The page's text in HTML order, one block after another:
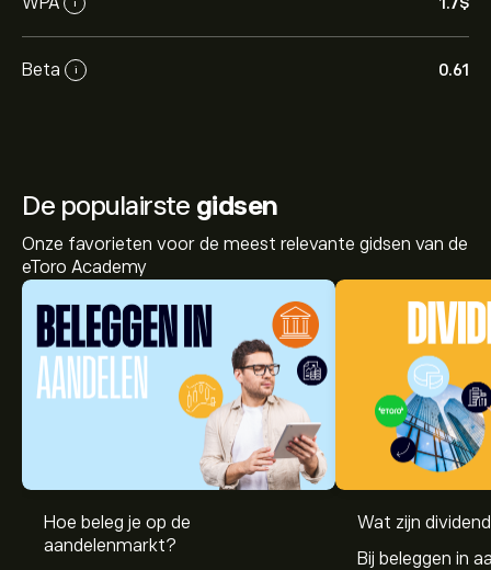
i
Beta i 0.61
De populairste gidsen
Onze favorieten voor de meest relevante gidsen van de
eToro Academy
Hoe beleg je op de
aandelenmarkt?
Wat zijn
Bij beleggen in